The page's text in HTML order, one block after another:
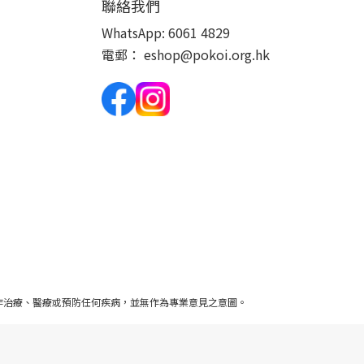
聯絡我們
WhatsApp: 6061 4829
電郵： eshop@pokoi.org.hk
療、醫療或預防任何疾病，並無作為專業意見之意圖。